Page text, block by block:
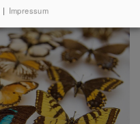
| Impressum